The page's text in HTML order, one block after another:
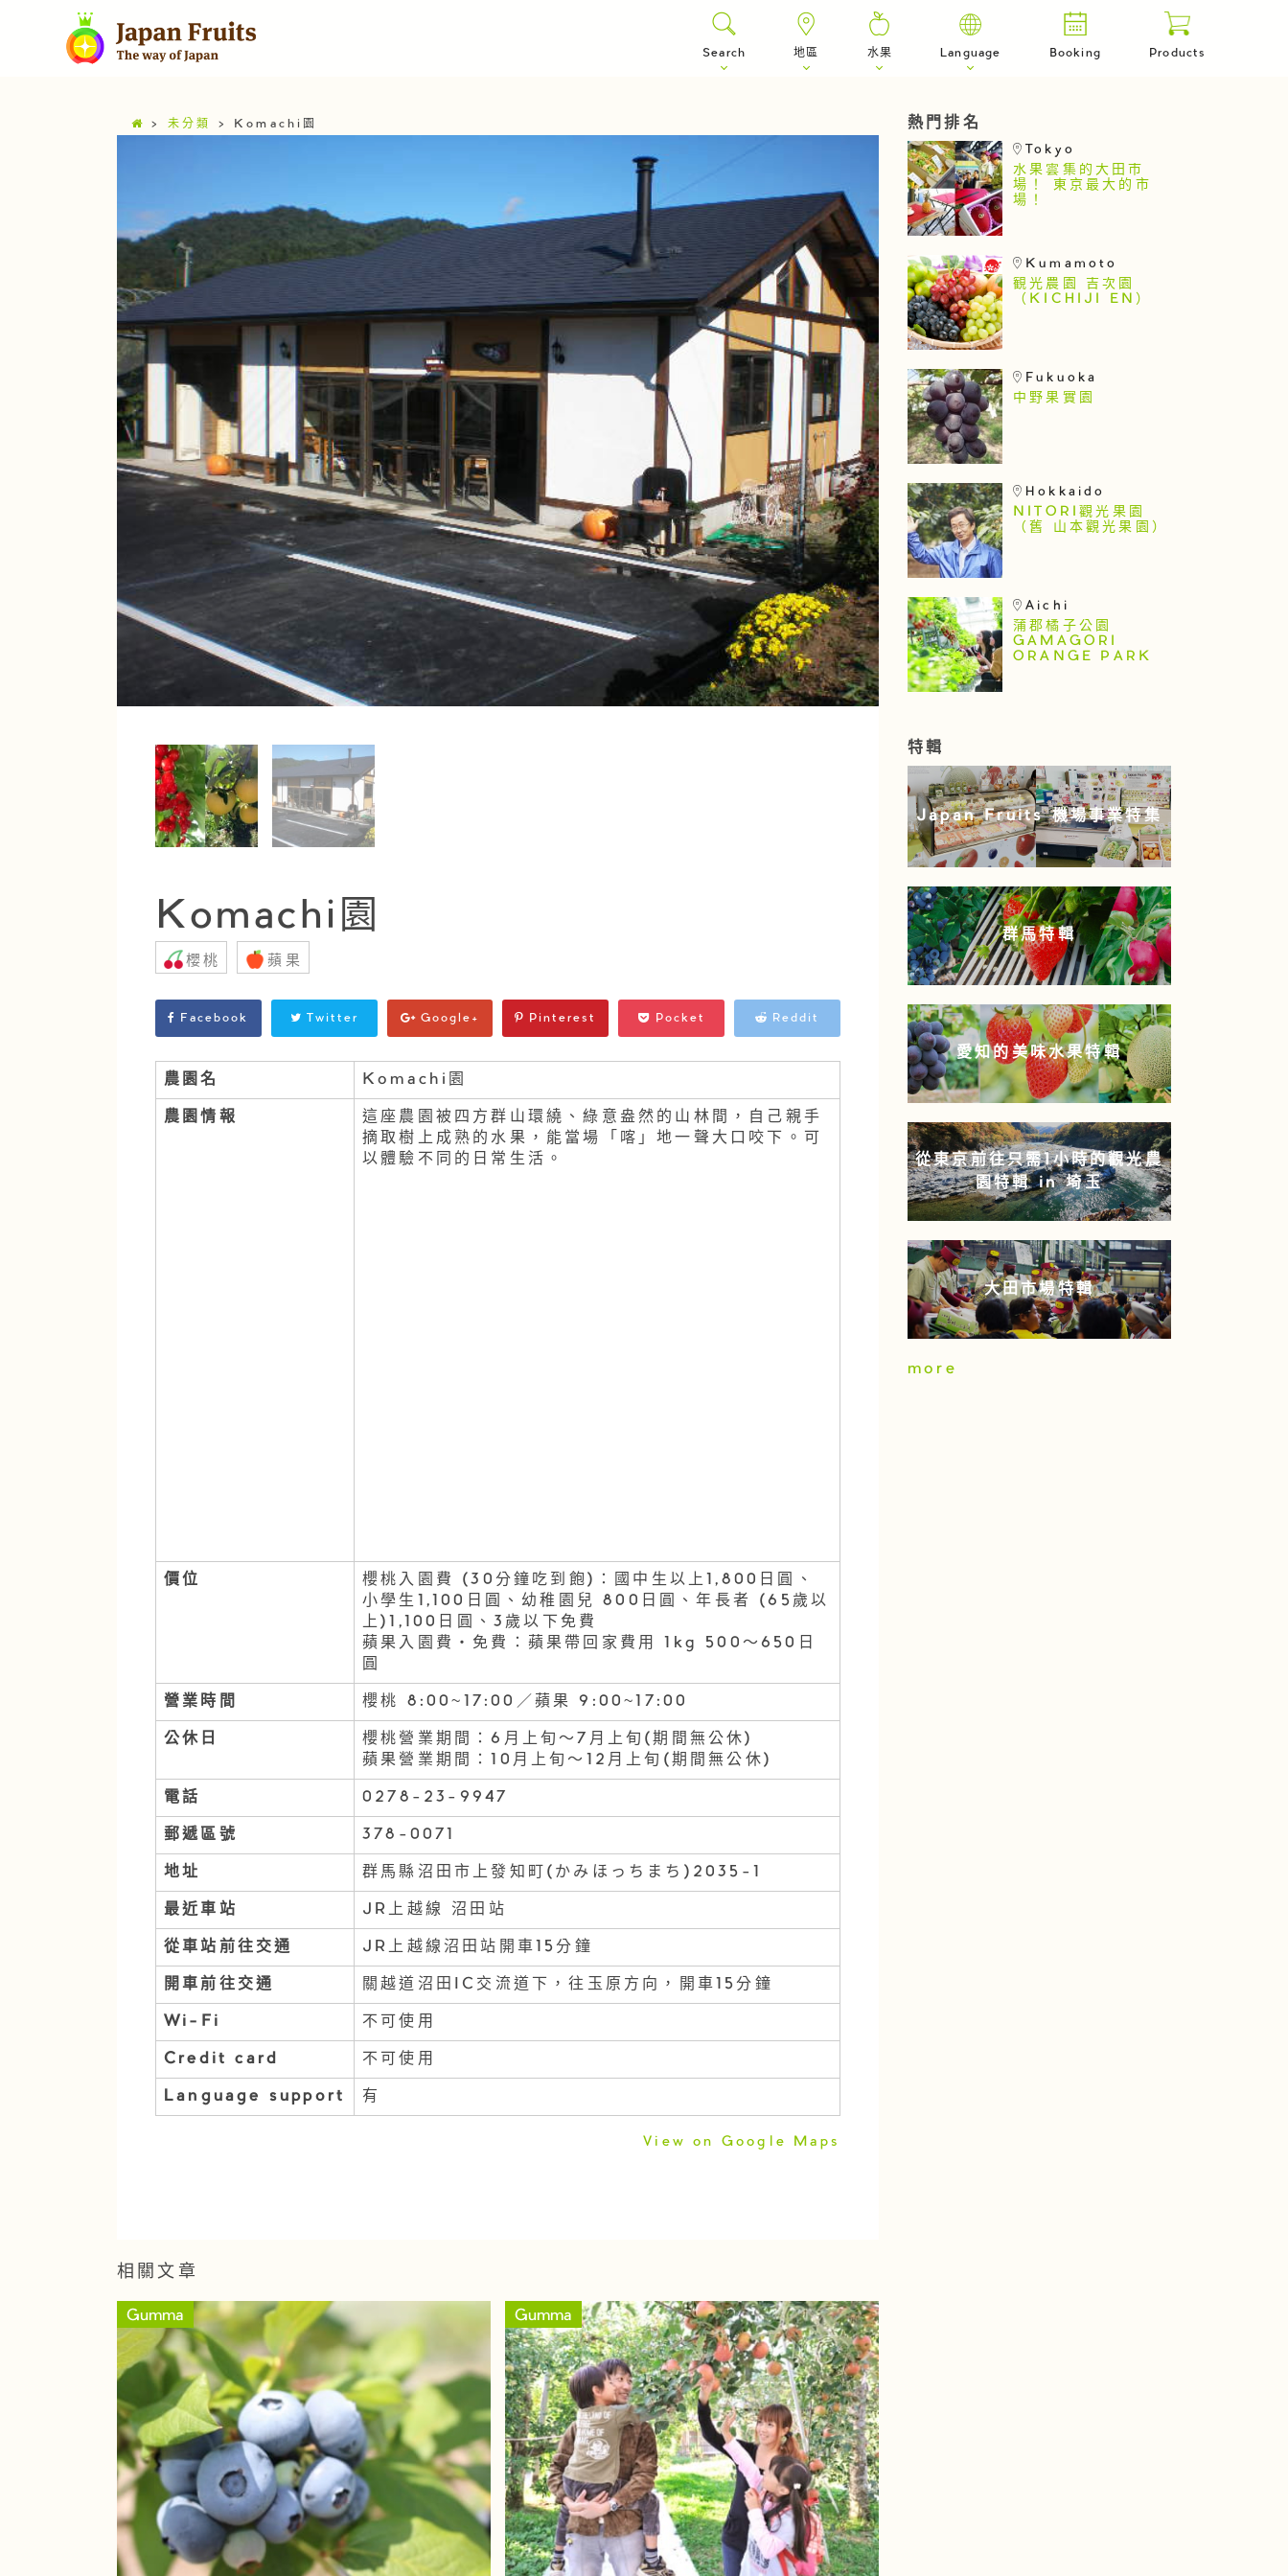
Search 地區 水果 Language Booking Products
> 未分類 > Komachi園
Komachi園
櫻桃 蘋果
Facebook Twitter Google+ Pinterest Pocket Reddit
農園名 Komachi園
農園情報
這座農園被四方群山環繞、綠意盎然的山林間，自己親手
摘取樹上成熟的水果，能當場「喀」地一聲大口咬下。可
以體驗不同的日常生活。
價位
櫻桃入園費 (30分鐘吃到飽)：國中生以上1,800日圓、
小學生1,100日圓、幼稚園兒 800日圓、年長者 (65歲以
上)1,100日圓、3歲以下免費
蘋果入園費・免費：蘋果帶回家費用 1kg 500〜650日
圓
營業時間 櫻桃 8:00~17:00／蘋果 9:00~17:00
公休日
櫻桃營業期間：6月上旬〜7月上旬(期間無公休)
蘋果營業期間：10月上旬〜12月上旬(期間無公休)
電話 0278-23-9947
郵遞區號 378-0071
地址 群馬縣沼田市上發知町(かみほっちまち)2035-1
最近車站 JR上越線 沼田站
從車站前往交通 JR上越線沼田站開車15分鐘
開車前往交通 關越道沼田IC交流道下，往玉原方向，開車15分鐘
Wi-Fi 不可使用
Credit card 不可使用
Language support 有
View on Google Maps
相關文章
Gumma Gumma
熱門排名
Tokyo
水果雲集的大田市
場！ 東京最大的市
場！
Kumamoto
観光農園 吉次園
（KICHIJI EN）
Fukuoka
中野果實園
Hokkaido
NITORI觀光果園
（舊 山本觀光果園）
Aichi
蒲郡橘子公園
GAMAGORI
ORANGE PARK
特輯
Japan Fruits 機場事業特集
群馬特輯
愛知的美味水果特輯
從東京前往只需1小時的觀光農
園特輯 in 埼玉
大田市場特輯
more